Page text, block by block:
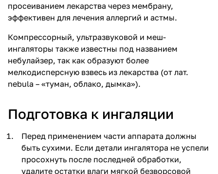
просеиванием лекарства через мембрану,
эффективен для лечения аллергий и астмы.
Компрессорный, ультразвуковой и меш-
ингаляторы также известны под названием
небулайзер, так как образуют более
мелкодисперсную взвесь из лекарства (от лат.
nebula – «туман, облако, дымка»).
Подготовка к ингаляции
Перед применением части аппарата должны
быть сухими. Если детали ингалятора не успели
просохнуть после последней обработки,
удалите остатки влаги мягкой безворсовой